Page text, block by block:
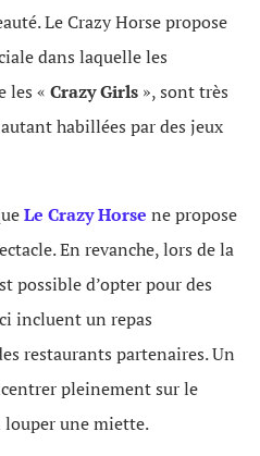
Le Crazy Horse propose
dans laquelle les
les « Crazy Girls », sont très
habillées par des jeux
Le Crazy Horse ne propose
En revanche, lors de la
possible d’opter pour des
incluent un repas
restaurants partenaires. Un
pleinement sur le
louper une miette.